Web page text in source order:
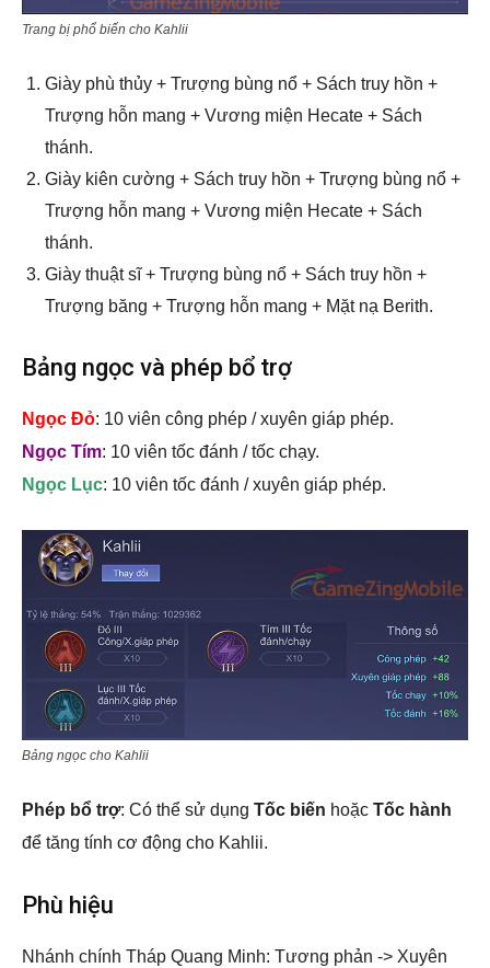
Trang bị phổ biến cho Kahlii
Giày phù thủy + Trượng bùng nổ + Sách truy hồn +
Trượng hỗn mang + Vương miện Hecate + Sách
thánh.
Giày kiên cường + Sách truy hồn + Trượng bùng nổ +
Trượng hỗn mang + Vương miện Hecate + Sách
thánh.
Giày thuật sĩ + Trượng bùng nổ + Sách truy hồn +
Trượng băng + Trượng hỗn mang + Mặt nạ Berith.
Bảng ngọc và phép bổ trợ
Ngọc Đỏ: 10 viên công phép / xuyên giáp phép.
Ngọc Tím: 10 viên tốc đánh / tốc chạy.
Ngọc Lục: 10 viên tốc đánh / xuyên giáp phép.
Bảng ngọc cho Kahlii
Phép bổ trợ: Có thể sử dụng Tốc biến hoặc Tốc hành
để tăng tính cơ động cho Kahlii.
Phù hiệu
Nhánh chính Tháp Quang Minh: Tương phản -> Xuyên